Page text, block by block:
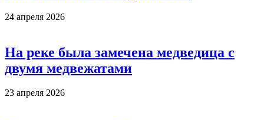
24 апреля 2026
На реке была замечена медведица с
двумя медвежатами
23 апреля 2026